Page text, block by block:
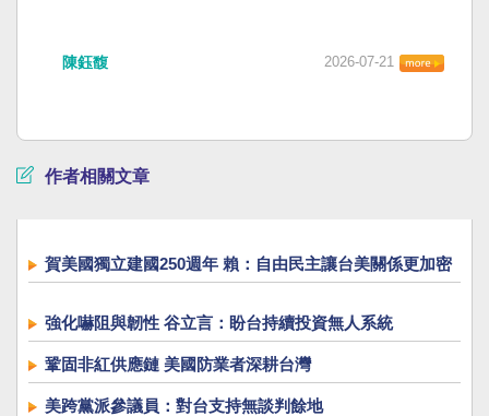
陳鈺馥 2026-07-21
作者相關文章
賀美國獨立建國250週年 賴：自由民主讓台美關係更加密
切
強化嚇阻與韌性 谷立言：盼台持續投資無人系統
鞏固非紅供應鏈 美國防業者深耕台灣
美跨黨派參議員：對台支持無談判餘地